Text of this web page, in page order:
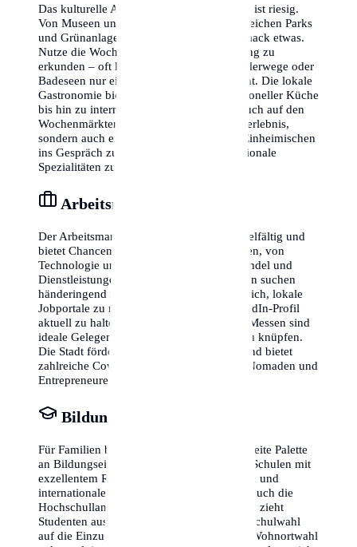
Das kulturelle Angebot in Wiener Neustadt ist riesig.
Von Museen und Theatern bis hin zu zahlreichen Parks
und Grünanlagen gibt es für jeden Geschmack etwas.
Nutze die Wochenenden, um die Umgebung zu
erkunden – oft liegen wunderschöne Wanderwege oder
Badeseen nur eine kurze Bahnfahrt entfernt. Die lokale
Gastronomie bietet zudem alles von traditioneller Küche
bis hin zu internationalen Trends. Ein Besuch auf den
Wochenmärkten ist nicht nur ein Einkaufserlebnis,
sondern auch eine tolle Möglichkeit, mit Einheimischen
ins Gespräch zu kommen und frische, regionale
Spezialitäten zu entdecken.
Arbeitsmarkt & Karriere
Der Arbeitsmarkt in Wiener Neustadt ist vielfältig und
bietet Chancen in verschiedensten Branchen, von
Technologie und Innovation bis hin zu Handel und
Dienstleistungen. Viele lokale Unternehmen suchen
händeringend nach Fachkräften. Es lohnt sich, lokale
Jobportale zu nutzen und das eigene LinkedIn-Profil
aktuell zu halten. Networking-Events und Messen sind
ideale Gelegenheiten, um erste Kontakte zu knüpfen.
Die Stadt fördert zudem gezielt Start-ups und bietet
zahlreiche Coworking-Spaces für digitale Nomaden und
Entrepreneure an.
Bildung & Schulen
Für Familien bietet Wiener Neustadt eine breite Palette
an Bildungseinrichtungen. Von staatlichen Schulen mit
exzellentem Ruf bis hin zu privaten Trägern und
internationalen Schulen ist alles vertreten. Auch die
Hochschullandschaft ist beeindruckend und zieht
Studenten aus aller Welt an. Achte bei der Schulwahl
auf die Einzugsgebiete, da dies oft mit der Wohnortwahl